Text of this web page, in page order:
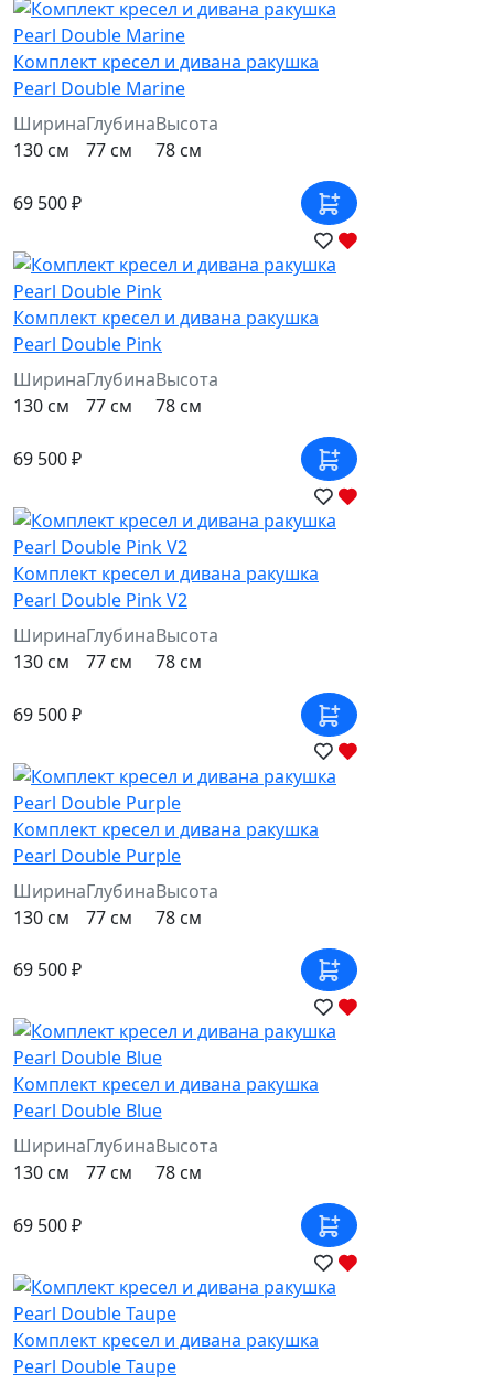
Комплект кресел и дивана ракушка
Pearl Double Marine
Ширина
130 см
Глубина
77 см
Высота
78 см
69 500 ₽
Комплект кресел и дивана ракушка
Pearl Double Pink
Ширина
130 см
Глубина
77 см
Высота
78 см
69 500 ₽
Комплект кресел и дивана ракушка
Pearl Double Pink V2
Ширина
130 см
Глубина
77 см
Высота
78 см
69 500 ₽
Комплект кресел и дивана ракушка
Pearl Double Purple
Ширина
130 см
Глубина
77 см
Высота
78 см
69 500 ₽
Комплект кресел и дивана ракушка
Pearl Double Blue
Ширина
130 см
Глубина
77 см
Высота
78 см
69 500 ₽
Комплект кресел и дивана ракушка
Pearl Double Taupe